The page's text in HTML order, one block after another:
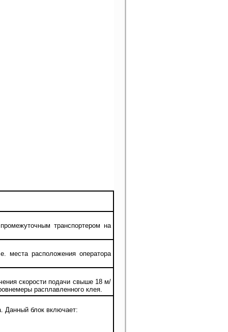
транспортером на
места расположения оператора
скорости подачи свыше 18 м/
расплавленного клея.
Данный блок включает: